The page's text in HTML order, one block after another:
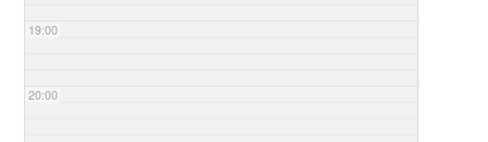
19:00
20:00